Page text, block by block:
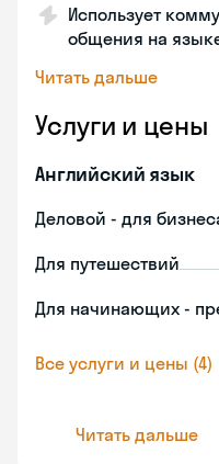
Использует
общения на
Читать дальше
Услуги и цены
Английский язык
Деловой - для
Для путешествий
Для начинающих -
Все услуги и цены (4)
Читать дальше